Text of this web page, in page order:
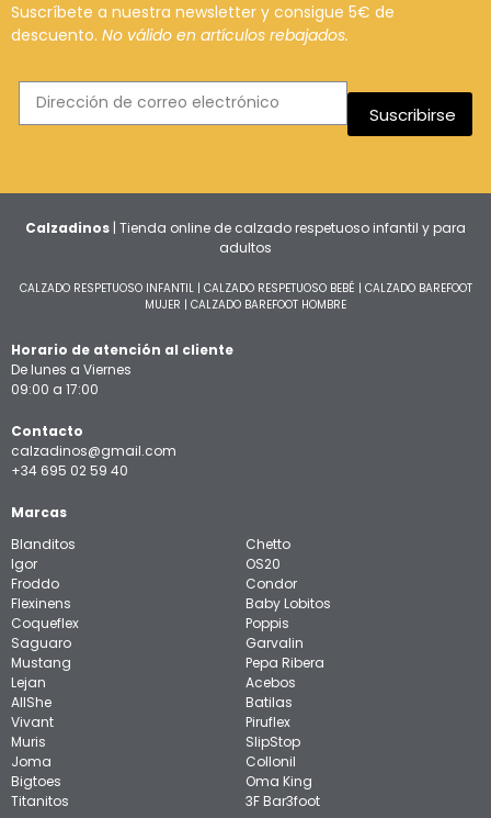
Suscríbete a nuestra newsletter y consigue 5€ de
descuento. No válido en artículos rebajados.
Suscribirse
Calzadinos | Tienda online de calzado respetuoso infantil y para
adultos
CALZADO RESPETUOSO INFANTIL| CALZADO RESPETUOSO BEBÉ | CALZADO BAREFOOT
MUJER | CALZADO BAREFOOT HOMBRE
Horario de atención al cliente
De lunes a Viernes
09:00 a 17:00
Contacto
calzadinos@gmail.com
+34 695 02 59 40
Marcas
Blanditos
Igor
Froddo
Flexinens
Coqueflex
Saguaro
Mustang
Lejan
AllShe
Vivant
Muris
Joma
Bigtoes
Titanitos
Chetto
OS20
Condor
Baby Lobitos
Poppis
Garvalin
Pepa Ribera
Acebos
Batilas
Piruflex
SlipStop
Collonil
Oma King
3F Bar3foot